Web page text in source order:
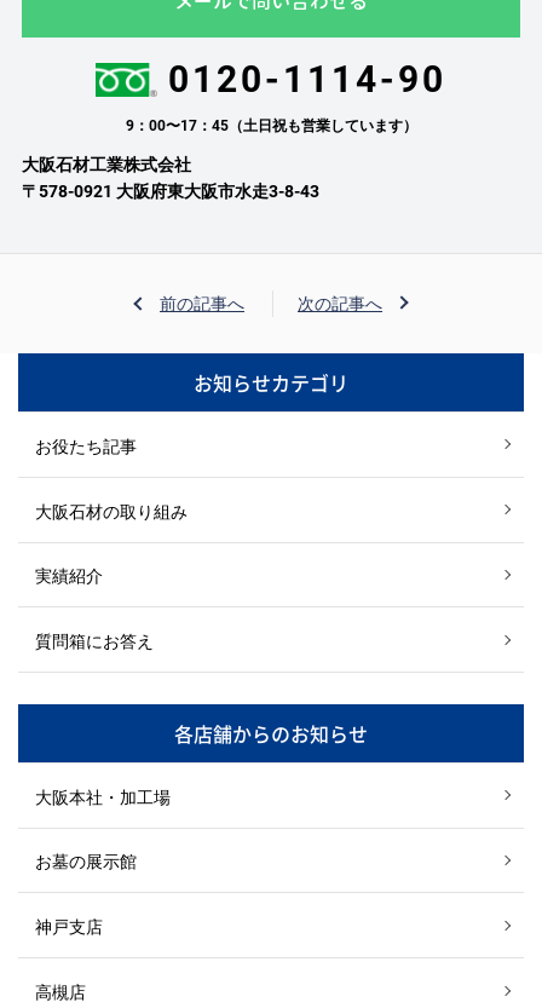
0120-1114-90
9：00〜17：45（土日祝も営業しています）
大阪石材工業株式会社
〒578-0921 大阪府東大阪市水走3-8-43
前の記事へ 次の記事へ
お知らせカテゴリ
お役たち記事
大阪石材の取り組み
実績紹介
質問箱にお答え
各店舗からのお知らせ
大阪本社・加工場
お墓の展示館
神戸支店
高槻店